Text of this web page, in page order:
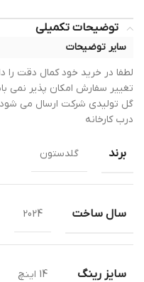
توضیحات تکمیلی
سایر توضیحات
لطفا در خرید خود کمال دقت را
تغییر سفارش امکان پذیر نمی
درب کارخانه
برند گلدستون
سال ساخت 2024
سایز رینگ 14 اینچ